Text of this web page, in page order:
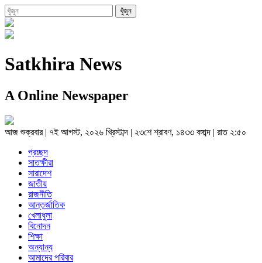
Satkhira News
A Online Newspaper
আজশুক্রবার| ৭ই আগস্ট, ২০২৬ খ্রিস্টাব্দ | ২৩শে শ্রাবণ, ১৪৩৩ বঙ্গাব্দ | রাত ২:৫০
প্রচ্ছদ
সাতক্ষীরা
সারাদেশ
জাতীয়
রাজনীতি
আন্তর্জাতিক
খেলাধুলা
বিনোদন
শিক্ষা
অন্যান্য
আমাদের পরিবার